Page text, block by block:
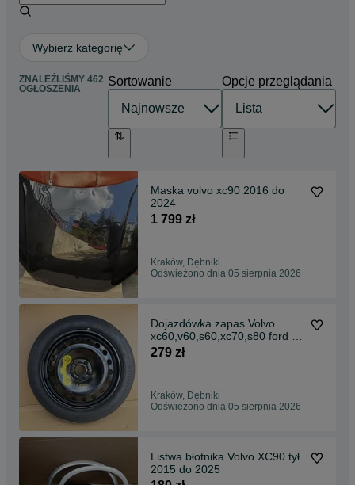
Wybierz kategorię
ZNALEŹLIŚMY 462
OGŁOSZENIA
Sortowanie Opcje przeglądania
Maska volvo xc90 2016 do
2024
1 799 zł
Kraków, Dębniki
Odświeżono dnia 05 sierpnia 2026
Dojazdówka zapas Volvo
xc60,v60,s60,xc70,s80 ford s-
max kuga c-max 5x108. 17
279 zł
Kraków, Dębniki
Odświeżono dnia 05 sierpnia 2026
Listwa błotnika Volvo XC90 tył
2015 do 2025